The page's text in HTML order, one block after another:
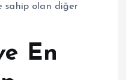
sahip olan diğer
En